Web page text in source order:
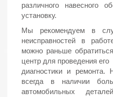
различного навесного
установку.
Мы рекомендуем в
неисправностей в
можно раньше
центр для проведения его
диагностики и ремонта.
всегда в наличии
автомобильных